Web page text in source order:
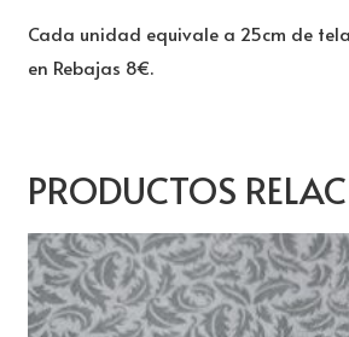
Cada unidad equivale a 25cm de
en Rebajas 8€.
PRODUCTOS